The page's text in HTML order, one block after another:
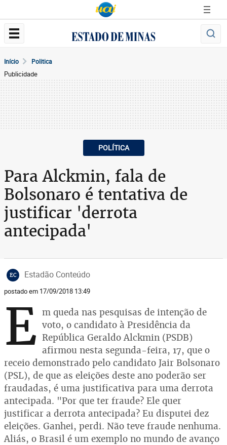
Início Politica
Publicidade
POLÍTICA
Para Alckmin, fala de
Bolsonaro é tentativa de
justificar 'derrota
antecipada'
EC Estadão Conteúdo
postado em 17/09/2018 13:49
E m queda nas pesquisas de intenção de
voto, o candidato à Presidência da
República Geraldo Alckmin (PSDB)
afirmou nesta segunda-feira, 17, que o
receio demonstrado pelo candidato Jair Bolsonaro
(PSL), de que as eleições deste ano poderão ser
fraudadas, é uma justificativa para uma derrota
antecipada. "Por que ter fraude? Ele quer
justificar a derrota antecipada? Eu disputei dez
eleições. Ganhei, perdi. Não teve fraude nenhuma.
Aliás, o Brasil é um exemplo no mundo de avanço